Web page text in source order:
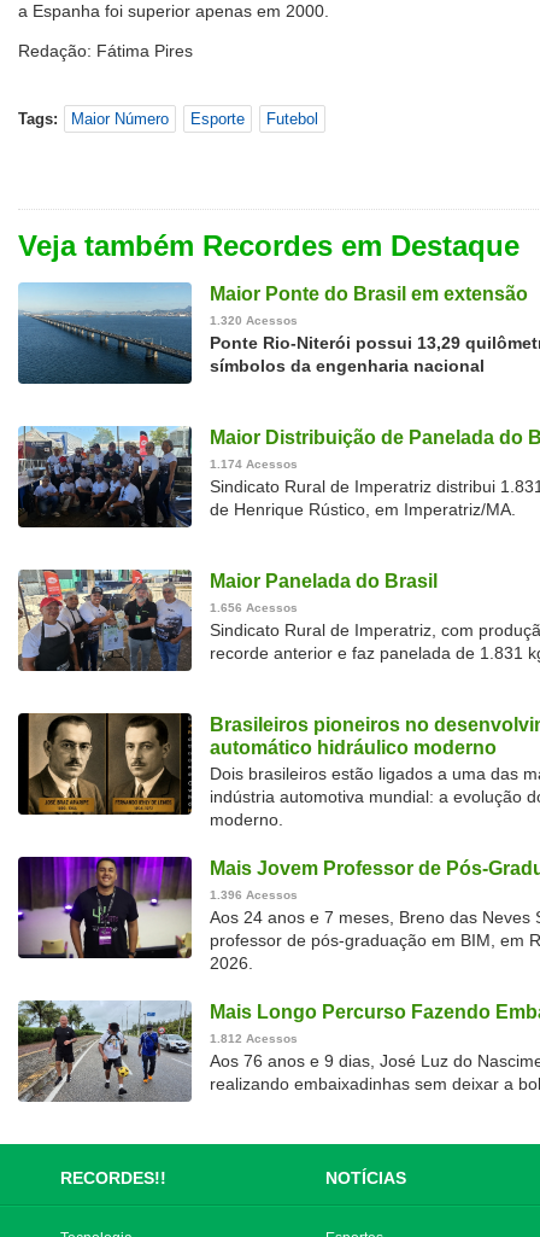
a Espanha foi superior apenas em 2000.
Redação: Fátima Pires
Tags: Maior Número Esporte Futebol
Veja também Recordes em Destaque
Maior Ponte do Brasil em extensão
1.320 Acessos
Ponte Rio-Niterói possui 13,29
símbolos da engenharia nacional
Maior Distribuição de Panelada do
1.174 Acessos
Sindicato Rural de Imperatriz distribui
de Henrique Rústico, em Imperatriz/MA.
Maior Panelada do Brasil
1.656 Acessos
Sindicato Rural de Imperatriz, com
recorde anterior e faz panelada de 1.831
Brasileiros pioneiros no
automático hidráulico moderno
Dois brasileiros estão ligados a uma das
indústria automotiva mundial: a evolução
moderno.
Mais Jovem Professor de Pós-
1.396 Acessos
Aos 24 anos e 7 meses, Breno das Neves
professor de pós-graduação em BIM, em
2026.
Mais Longo Percurso Fazendo
1.812 Acessos
Aos 76 anos e 9 dias, José Luz do
realizando embaixadinhas sem deixar a
RECORDES!! NOTÍCIAS